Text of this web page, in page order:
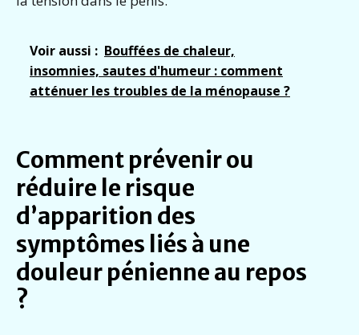
Voir aussi : Bouffées de chaleur,
insomnies, sautes d'humeur : comment
atténuer les troubles de la ménopause ?
Comment prévenir ou
réduire le risque
d’apparition des
symptômes liés à une
douleur pénienne au repos
?